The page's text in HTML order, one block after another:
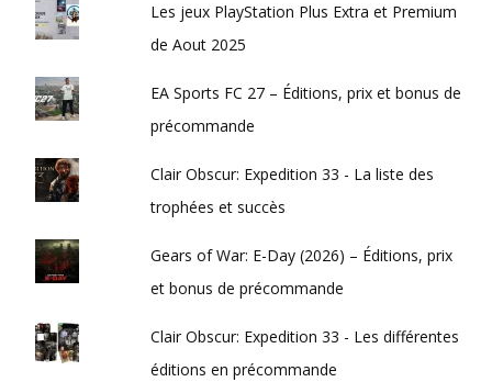
Les jeux PlayStation Plus Extra et Premium
de Aout 2025
EA Sports FC 27 – Éditions, prix et bonus de
précommande
Clair Obscur: Expedition 33 - La liste des
trophées et succès
Gears of War: E-Day (2026) – Éditions, prix
et bonus de précommande
Clair Obscur: Expedition 33 - Les différentes
éditions en précommande